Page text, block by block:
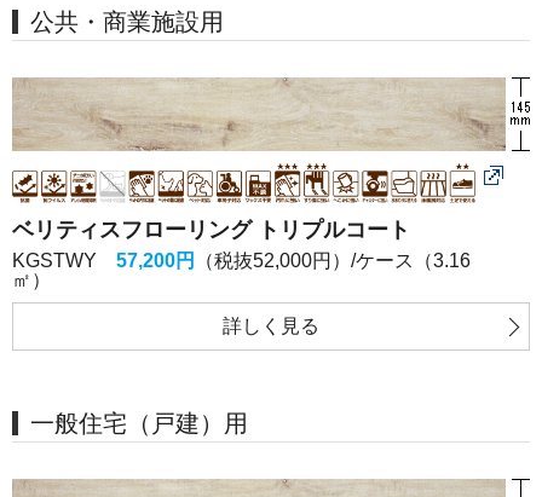
公共・商業施設用
ベリティスフローリング トリプルコート
KGSTWY 57,200円
（税抜52,000円）/ケース（3.16
㎡）
詳しく 見る
一般住宅（戸建）用